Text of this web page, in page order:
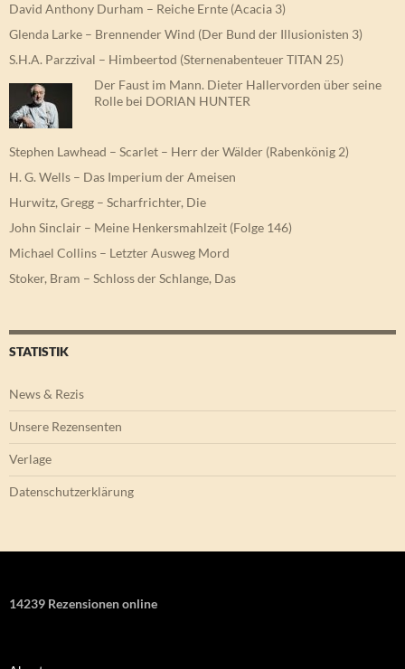
David Anthony Durham – Reiche Ernte (Acacia 3)
Glenda Larke – Brennender Wind (Der Bund der Illusionisten 3)
S.H.A. Parzzival – Himbeertod (Sternenabenteuer TITAN 25)
Der Faust im Mann. Dieter Hallervorden über seine
Rolle bei DORIAN HUNTER
Stephen Lawhead – Scarlet – Herr der Wälder (Rabenkönig 2)
H. G. Wells – Das Imperium der Ameisen
Hurwitz, Gregg – Scharfrichter, Die
John Sinclair – Meine Henkersmahlzeit (Folge 146)
Michael Collins – Letzter Ausweg Mord
Stoker, Bram – Schloss der Schlange, Das
STATISTIK
News & Rezis
Unsere Rezensenten
Verlage
Datenschutzerklärung
14239 Rezensionen online